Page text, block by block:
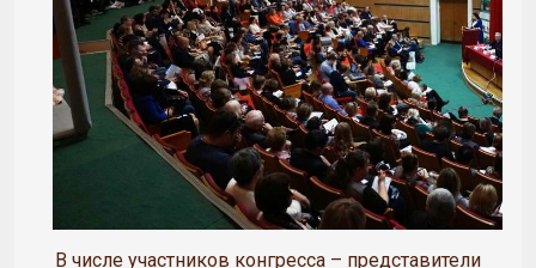
В числе участников конгресса – представители